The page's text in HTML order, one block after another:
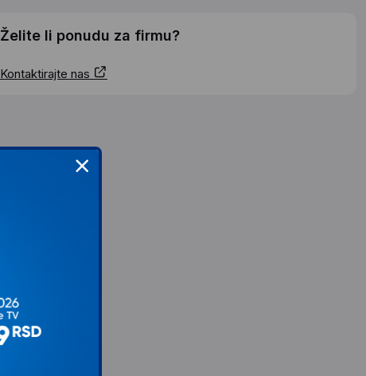
Želite li ponudu za firmu?
Kontaktirajte nas